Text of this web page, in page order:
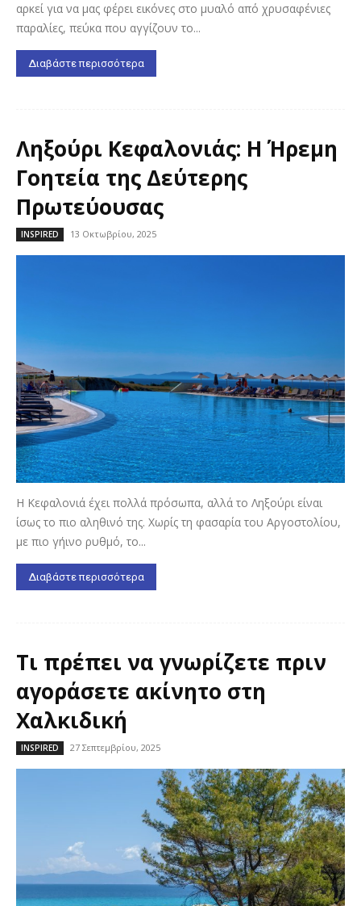
αρκεί για να μας φέρει εικόνες στο μυαλό από χρυσαφένιες
παραλίες, πεύκα που αγγίζουν το...
Διαβάστε περισσότερα
Ληξούρι Κεφαλονιάς: Η Ήρεμη
Γοητεία της Δεύτερης
Πρωτεύουσας
INSPIRED 13 Οκτωβρίου, 2025
Η Κεφαλονιά έχει πολλά πρόσωπα, αλλά το Ληξούρι είναι
ίσως το πιο αληθινό της. Χωρίς τη φασαρία του Αργοστολίου,
με πιο γήινο ρυθμό, το...
Διαβάστε περισσότερα
Τι πρέπει να γνωρίζετε πριν
αγοράσετε ακίνητο στη
Χαλκιδική
INSPIRED 27 Σεπτεμβρίου, 2025